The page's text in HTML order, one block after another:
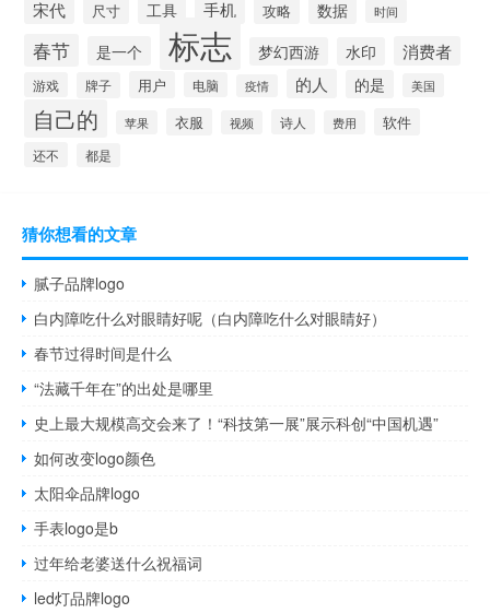
宋代 尺寸 工具 手机 攻略 数据 时间
春节 是一个 标志 梦幻西游 水印 消费者
游戏 牌子 用户 电脑 疫情 的人 的是 美国
自己的 苹果 衣服 视频 诗人 费用 软件
还不 都是
猜你想看的文章
腻子品牌logo
白内障吃什么对眼睛好呢（白内障吃什么对眼睛好）
春节过得时间是什么
“法藏千年在”的出处是哪里
史上最大规模高交会来了！“科技第一展”展示科创“中国机遇”
如何改变logo颜色
太阳伞品牌logo
手表logo是b
过年给老婆送什么祝福词
led灯品牌logo